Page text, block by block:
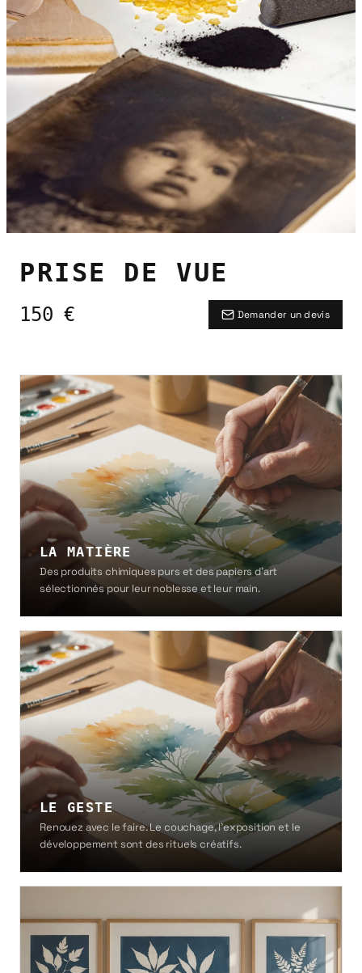
PRISE DE VUE
150 € Demander un devis
LA MATIÈRE
Des produits chimiques purs et des papiers d'art
sélectionnés pour leur noblesse et leur main.
LE GESTE
Renouez avec le faire. Le couchage, l'exposition et le
développement sont des rituels créatifs.